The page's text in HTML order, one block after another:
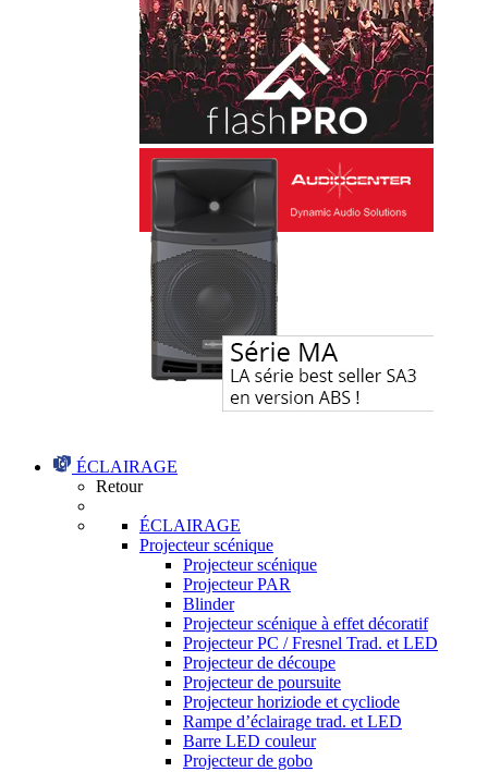
ÉCLAIRAGE
Retour
ÉCLAIRAGE
Projecteur scénique
Projecteur scénique
Projecteur PAR
Blinder
Projecteur scénique à effet décoratif
Projecteur PC / Fresnel Trad. et LED
Projecteur de découpe
Projecteur de poursuite
Projecteur horiziode et cycliode
Rampe d’éclairage trad. et LED
Barre LED couleur
Projecteur de gobo